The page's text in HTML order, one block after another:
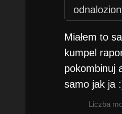
Miałem to
kumpel
pokombinuj
samo jak ja
Liczba